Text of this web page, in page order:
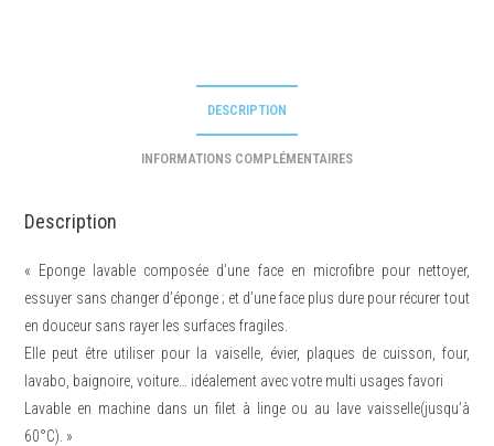
DESCRIPTION
INFORMATIONS COMPLÉMENTAIRES
Description
« Eponge lavable composée d’une face en microfibre pour nettoyer,
essuyer sans changer d’éponge ; et d’une face plus dure pour récurer tout
en douceur sans rayer les surfaces fragiles.
Elle peut être utiliser pour la vaiselle, évier, plaques de cuisson, four,
lavabo, baignoire, voiture… idéalement avec votre multi usages favori
Lavable en machine dans un filet à linge ou au lave vaisselle(jusqu’à
60°C). »